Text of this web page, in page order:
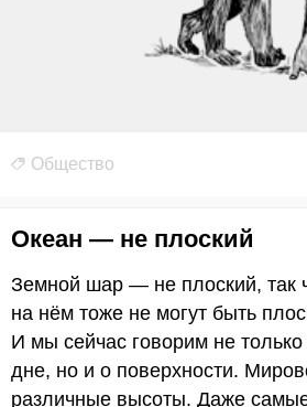
Общество
Океан — не плоский
Земной шар — не плоский, так
на нём тоже не могут быть
И мы сейчас говорим не
дне, но и о поверхности.
различные высоты. Даже